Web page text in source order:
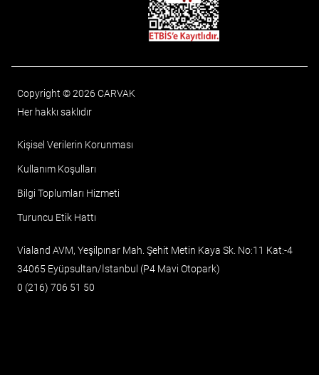
Copyright © 2026 CARVAK
Her hakkı saklıdır
Kişisel Verilerin Korunması
Kullanım Koşulları
Bilgi Toplumları Hizmeti
Turuncu Etik Hattı
Vialand AVM, Yeşilpınar Mah. Şehit Metin Kaya Sk. No:11 Kat:-4
34065 Eyüpsultan/İstanbul (P4 Mavi Otopark)
0 (216) 706 51 50